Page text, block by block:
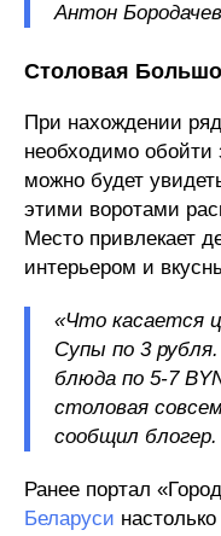
Антон
Столовая
При нахождении
необходимо
можно будет
этими воротами
Место привлекает
интерьером и
«Что касается
Супы по 3
блюда по 5-7
столовая
сообщил блогер.
Ранее портал
Беларуси